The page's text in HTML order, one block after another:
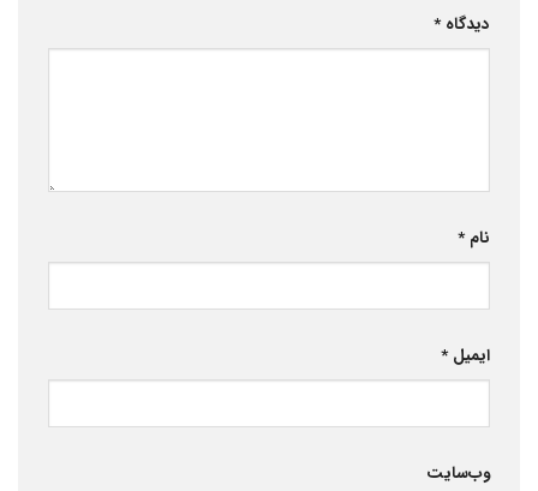
دیدگاه*
نام*
ایمیل*
وب‌سایت